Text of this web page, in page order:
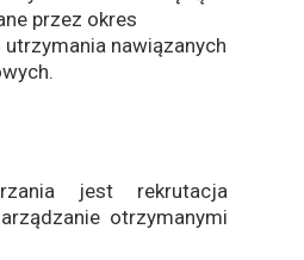
przez okres
utrzymania nawiązanych
jest rekrutacja
otrzymanymi